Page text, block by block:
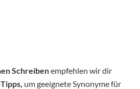
Schreibenempfehlen wir dir
um geeignete Synonyme für